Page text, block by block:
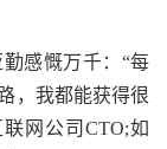
感慨万千：“每
，我都能获得很
网公司CTO;如